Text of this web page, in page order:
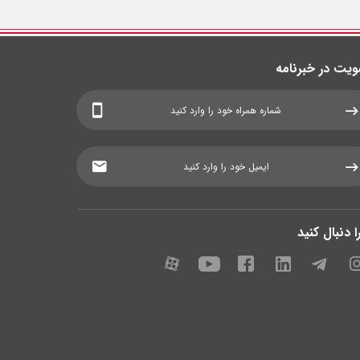
در خبرنامه
دنبال کنید